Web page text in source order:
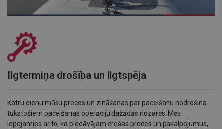
Ilgtermiņa drošība un ilgtspēja
Katru dienu mūsu preces un zināšanas par pacelšanu nodrošina
tūkstošiem pacelšanas operāciju dažādās nozarēs. Mēs
lepojamies ar to, ka piedāvājam drošas preces un pakalpojumus,